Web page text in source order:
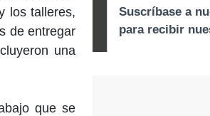
los talleres,
de entregar
una
que se